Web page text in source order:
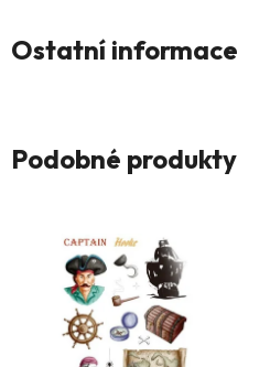
Ostatní informace
Podobné produkty